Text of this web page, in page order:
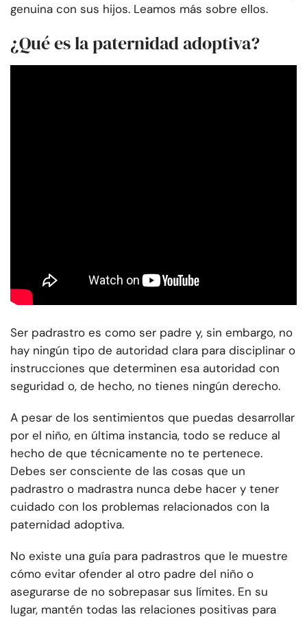
genuina con sus hijos. Leamos más sobre ellos.
¿Qué es la paternidad adoptiva?
Ser padrastro es como ser padre y, sin embargo, no
hay ningún tipo de autoridad clara para disciplinar o
instrucciones que determinen esa autoridad con
seguridad o, de hecho, no tienes ningún derecho.
A pesar de los sentimientos que puedas desarrollar
por el niño, en última instancia, todo se reduce al
hecho de que técnicamente no te pertenece.
Debes ser consciente de las cosas que un
padrastro o madrastra nunca debe hacer y tener
cuidado con los problemas relacionados con la
paternidad adoptiva.
No existe una guía para padrastros que le muestre
cómo evitar ofender al otro padre del niño o
asegurarse de no sobrepasar sus límites. En su
lugar, mantén todas las relaciones positivas para